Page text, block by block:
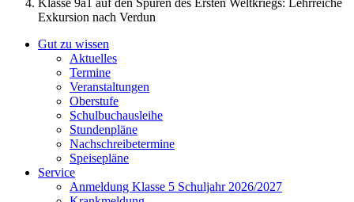
Klasse 9a1 auf den Spuren des Ersten Weltkriegs: Lehrreiche
Exkursion nach Verdun
Gut zu wissen
Aktuelles
Termine
Veranstaltungen
Oberstufe
Schulbuchausleihe
Stundenpläne
Nachschreibetermine
Speisepläne
Service
Anmeldung Klasse 5 Schuljahr 2026/2027